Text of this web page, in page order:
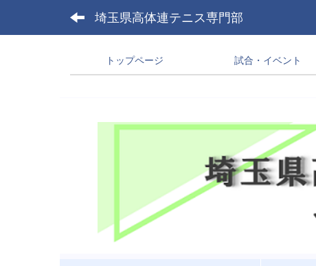
埼玉県高体連テニス専門部
トップページ 試合・イベント